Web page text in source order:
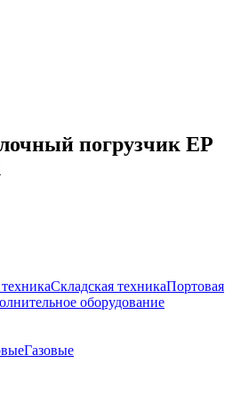
погрузчик EP
Складская техникаПортовая
оборудование
Газовые